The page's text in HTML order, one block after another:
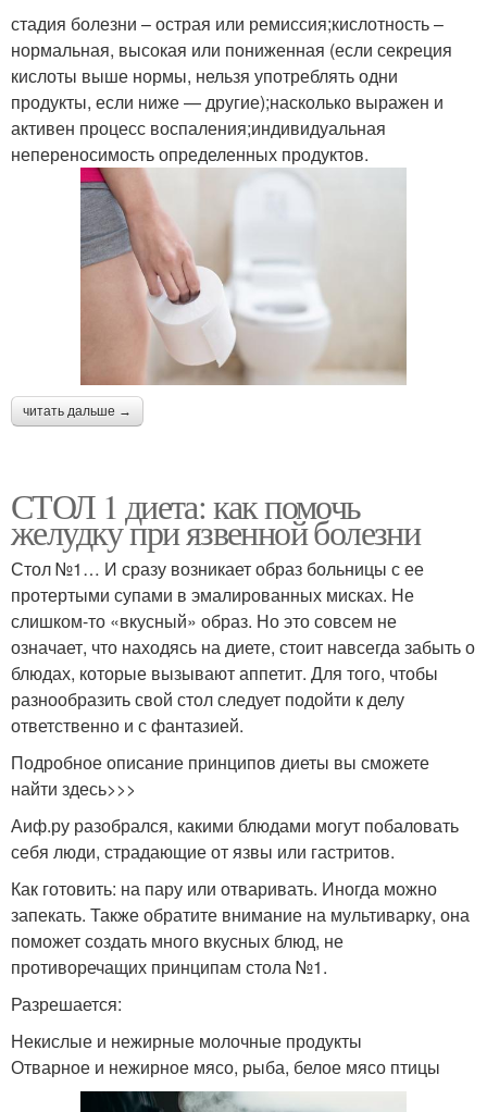
стадия болезни – острая или ремиссия;кислотность –
нормальная, высокая или пониженная (если секреция
кислоты выше нормы, нельзя употреблять одни
продукты, если ниже — другие);насколько выражен и
активен процесс воспаления;индивидуальная
непереносимость определенных продуктов.
читать дальше →
СТОЛ 1 диета: как помочь
желудку при язвенной болезни
Стол №1… И сразу возникает образ больницы с ее
протертыми супами в эмалированных мисках. Не
слишком-то «вкусный» образ. Но это совсем не
означает, что находясь на диете, стоит навсегда забыть о
блюдах, которые вызывают аппетит. Для того, чтобы
разнообразить свой стол следует подойти к делу
ответственно и с фантазией.
Подробное описание принципов диеты вы сможете
найти здесь>>>
Аиф.ру разобрался, какими блюдами могут побаловать
себя люди, страдающие от язвы или гастритов.
Как готовить: на пару или отваривать. Иногда можно
запекать. Также обратите внимание на мультиварку, она
поможет создать много вкусных блюд, не
противоречащих принципам стола №1.
Разрешается:
Некислые и нежирные молочные продукты
Отварное и нежирное мясо, рыба, белое мясо птицы